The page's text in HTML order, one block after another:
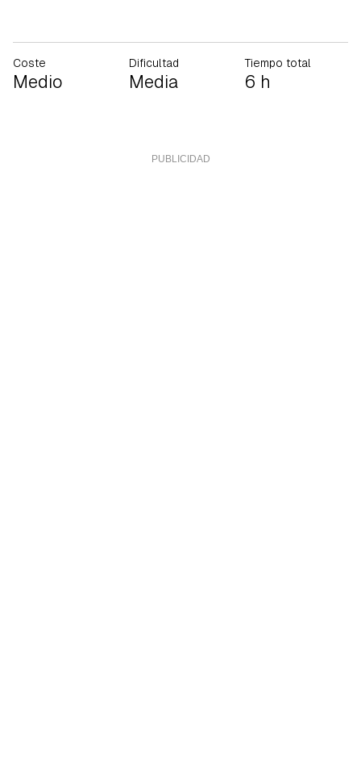
Coste
Medio
Dificultad
Media
Tiempo total
6 h